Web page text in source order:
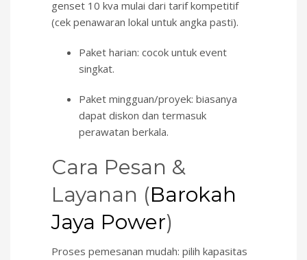
genset 10 kva mulai dari tarif kompetitif
(cek penawaran lokal untuk angka pasti).
Paket harian: cocok untuk event
singkat.
Paket mingguan/proyek: biasanya
dapat diskon dan termasuk
perawatan berkala.
Cara Pesan &
Layanan (Barokah
Jaya Power)
Proses pemesanan mudah: pilih kapasitas